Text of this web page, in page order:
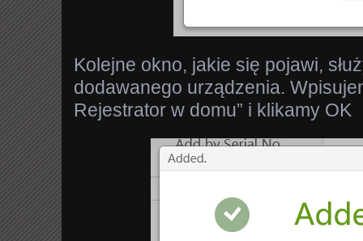
Kolejne okno, jakie się pojawi,
dodawanego urządzenia.
Rejestrator w domu” i klikamy OK